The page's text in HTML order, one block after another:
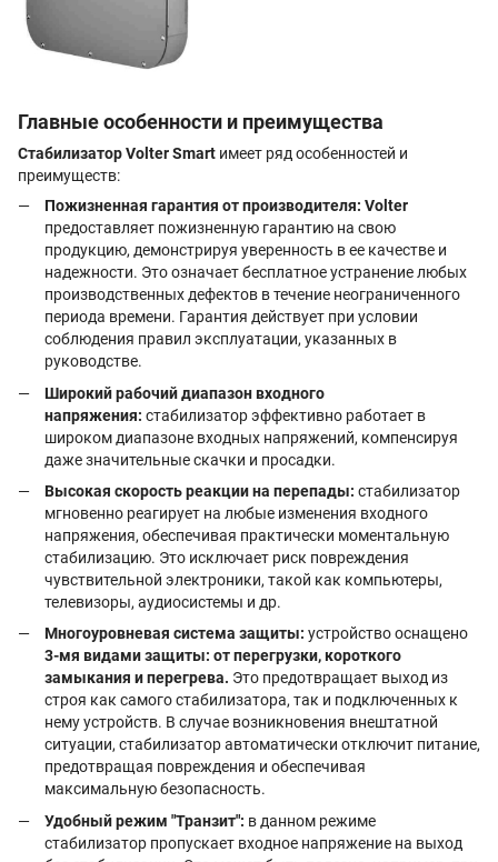
Главные особенности и преимущества
Стабилизатор Volter Smart имеет ряд особенностей и
преимуществ:
Пожизненная гарантия от производителя: Volter
предоставляет пожизненную гарантию на свою
продукцию, демонстрируя уверенность в ее качестве и
надежности. Это означает бесплатное устранение любых
производственных дефектов в течение неограниченного
периода времени. Гарантия действует при условии
соблюдения правил эксплуатации, указанных в
руководстве.
Широкий рабочий диапазон входного
напряжения: cтабилизатор эффективно работает в
широком диапазоне входных напряжений, компенсируя
даже значительные скачки и просадки.
Высокая скорость реакции на перепады: стабилизатор
мгновенно реагирует на любые изменения входного
напряжения, обеспечивая практически моментальную
стабилизацию. Это исключает риск повреждения
чувствительной электроники, такой как компьютеры,
телевизоры, аудиосистемы и др.
Многоуровневая система защиты: устройство оснащено
3-мя видами защиты: от перегрузки, короткого
замыкания и перегрева. Это предотвращает выход из
строя как самого стабилизатора, так и подключенных к
нему устройств. В случае возникновения внештатной
ситуации, стабилизатор автоматически отключит питание,
предотвращая повреждения и обеспечивая
максимальную безопасность.
Удобный режим "Транзит": в данном режиме
стабилизатор пропускает входное напряжение на выход